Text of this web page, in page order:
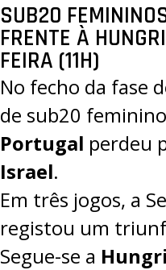
SUB20
FRENTE À
FEIRA (11H)
No fecho da fase
de sub20
Portugal perdeu
Israel.
Em três jogos, a
registou um
Segue-se a